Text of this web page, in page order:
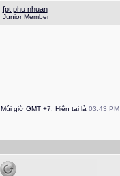
fpt phu nhuan
Junior Member
Múi giờ GMT +7. Hiện tại là 03:43 PM